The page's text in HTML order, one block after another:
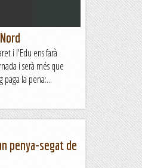
i l'Edu ens farà
i serà més que
paga la pena:...
penya-segat de